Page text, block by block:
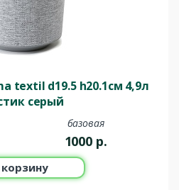
textil d19.5 h20.1см 4,9л
серый
базовая
1000 р.